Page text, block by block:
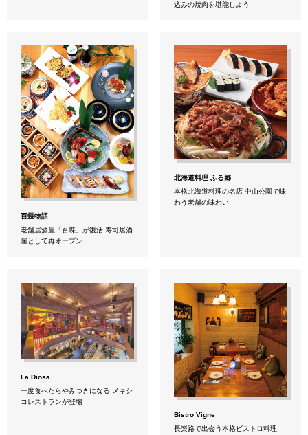
込みの焼肉を堪能しよう
百蝶物語
老舗居酒屋「百蝶」が復活 寿司居酒
屋として再オープン
北海道料理 ふる郷
本格北海道料理の名店 中山公園で味
わう老舗の味わい
La Diosa
一度食べたらやみつきになる メキシ
コレストランが登場
Bistro Vigne
長楽路で出会う本格ビストロ料理